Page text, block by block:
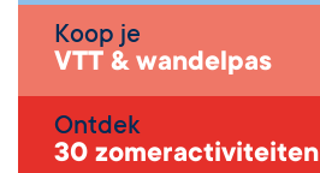
Koop je
VTT & wandelpas
Ontdek
30 zomeractiviteiten